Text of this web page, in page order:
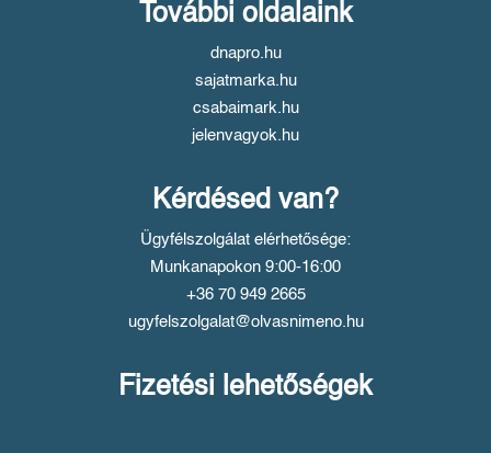
További oldalaink
dnapro.hu
sajatmarka.hu
csabaimark.hu
jelenvagyok.hu
Kérdésed van?
Ügyfélszolgálat elérhetősége:
Munkanapokon 9:00-16:00
+36 70 949 2665
ugyfelszolgalat@olvasnimeno.hu
Fizetési lehetőségek